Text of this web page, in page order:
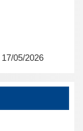
17/05/2026